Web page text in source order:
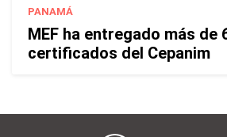
PANAMÁ
MEF ha entregado más de
certificados del Cepanim